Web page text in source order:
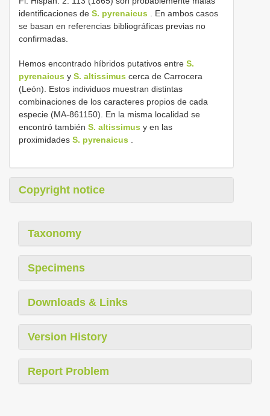
identificaciones de S. pyrenaicus . En ambos casos
se basan en referencias bibliográficas previas no
confirmadas.
Hemos encontrado híbridos putativos entre S.
pyrenaicus y S. altissimus cerca de Carrocera
(León). Estos individuos muestran distintas
combinaciones de los caracteres propios de cada
especie (MA-861150). En la misma localidad se
encontró también S. altissimus y en las
proximidades S. pyrenaicus .
Copyright notice
Taxonomy
Specimens
Downloads & Links
Version History
Report Problem